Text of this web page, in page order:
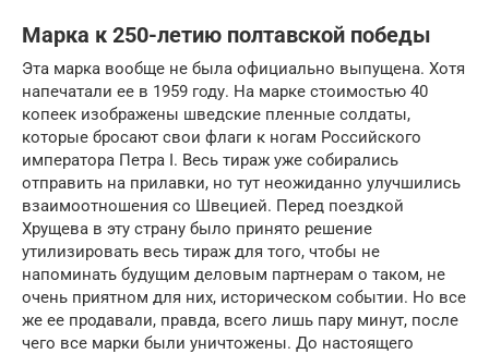
Марка к 250-летию полтавской победы
Эта марка вообще не была официально выпущена. Хотя
напечатали ее в 1959 году. На марке стоимостью 40
копеек изображены шведские пленные солдаты,
которые бросают свои флаги к ногам Российского
императора Петра I. Весь тираж уже собирались
отправить на прилавки, но тут неожиданно улучшились
взаимоотношения со Швецией. Перед поездкой
Хрущева в эту страну было принято решение
утилизировать весь тираж для того, чтобы не
напоминать будущим деловым партнерам о таком, не
очень приятном для них, историческом событии. Но все
же ее продавали, правда, всего лишь пару минут, после
чего все марки были уничтожены. До настоящего